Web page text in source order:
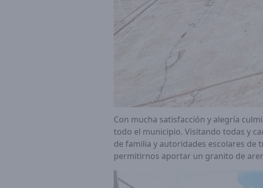
Con mucha satisfacción y alegría
todo el municipio. Visitando todas y
de familia y autoridades escolares
permitirnos aportar un granito de